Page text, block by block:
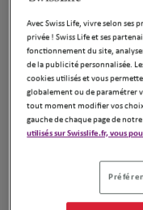
Avec Swiss Life, vivre selon ses
privée ! Swiss Life et ses
fonctionnement du site,
de la publicité personnalisée.
cookies utilisés et vous
globalement ou de paramétrer
tout moment modifier vos choix
gauche de chaque page de
utilisés sur Swisslife.fr, vous